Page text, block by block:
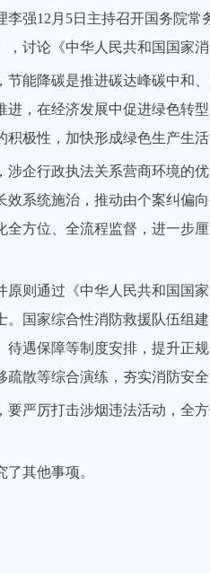
李强12月5日主持召开国务院
，讨论《中华人民共和国国家
节能降碳是推进碳达峰碳中和
进，在经济发展中促进绿色转
积极性，加快形成绿色生产生活
涉企行政执法关系营商环境的
效系统施治，推动由个案纠偏
全方位、全流程监督，进一步
原则通过《中华人民共和国国
。国家综合性消防救援队伍组
待遇保障等制度安排，提升正
疏散等综合演练，夯实消防安
要严厉打击涉烟违法活动，全
了其他事项。